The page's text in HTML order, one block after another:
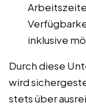
inklusive
Durch diese
wird
stets über